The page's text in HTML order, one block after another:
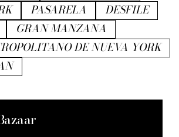
PASARELA
DESFILE
GRAN MANZANA
DE NUEVA YORK